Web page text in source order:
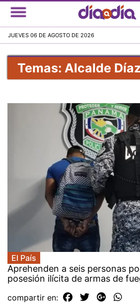
Pasar
al
JUEVES 06 DE AGOSTO DE 2026
Temas: Alcalde Díaz
El País
Aprehenden a seis personas
posesión ilícita de armas de
compartir en: